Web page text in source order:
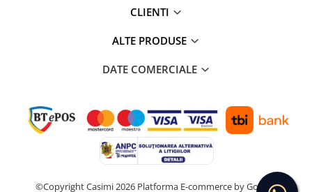
CLIENTI
ALTE PRODUSE
DATE COMERCIALE
©Copyright Casimi 2026 Platforma E-commerce by Gomag